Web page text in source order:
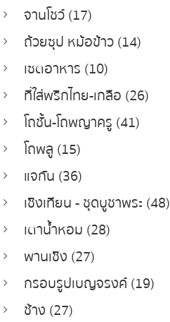
จานโชว์ (17)
ถ้วยซุป หม้อข้าว (14)
เซตอาหาร (10)
ที่ใส่พริกไทย-เกลือ (26)
โถชั้น-โถพญาครู (41)
โถพลู (15)
แจกัน (36)
เชิงเทียน - ชุดบูชาพระ (48)
เตาน้ำหอม (28)
พานเชิง (27)
กรอบรูปเบญจรงค์ (19)
ช้าง (27)